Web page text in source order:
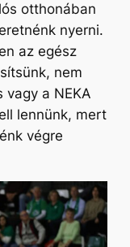
otthonában
nyerni.
az egész
nem
a NEKA
lennünk, mert
végre